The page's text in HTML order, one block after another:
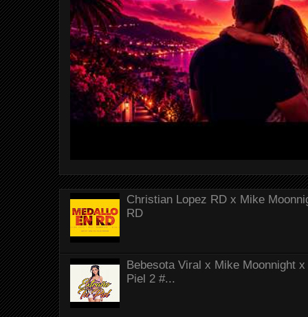
Christian Lopez RD x Mike
RD
Bebesota Viral x Mike Moonnight
Piel 2 #...